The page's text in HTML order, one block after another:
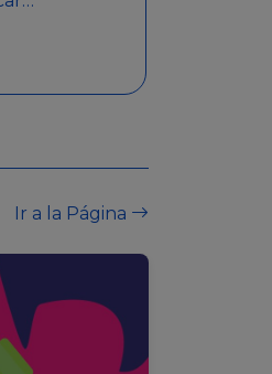
Ir a la Página